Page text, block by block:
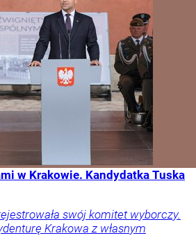
w Krakowie. Kandydatka Tuska
swój komitet wyborczy.
Krakowa z własnym